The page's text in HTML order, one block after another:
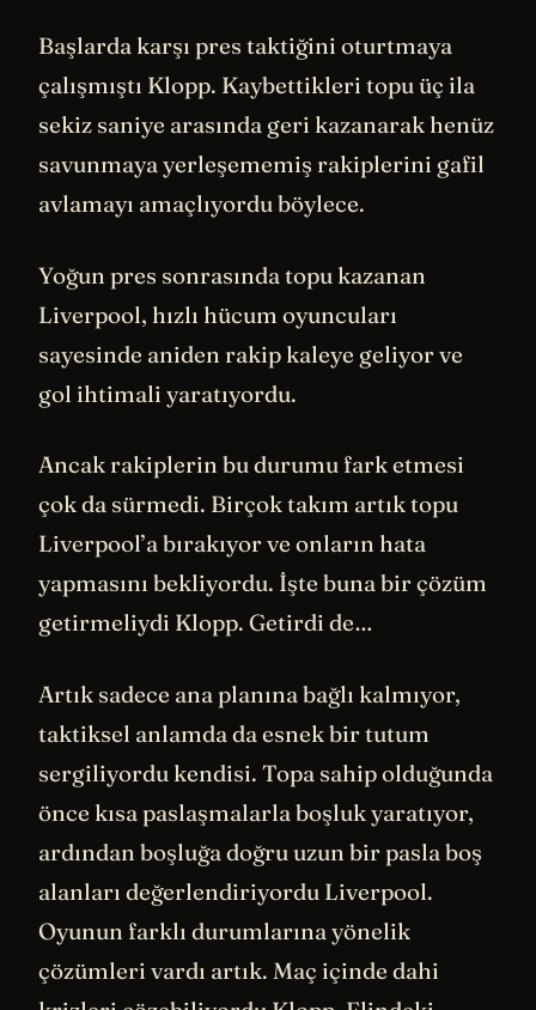
Başlarda karşı pres taktiğini oturtmaya
çalışmıştı Klopp. Kaybettikleri topu üç ila
sekiz saniye arasında geri kazanarak henüz
savunmaya yerleşememiş rakiplerini gafil
avlamayı amaçlıyordu böylece.
Yoğun pres sonrasında topu kazanan
Liverpool, hızlı hücum oyuncuları
sayesinde aniden rakip kaleye geliyor ve
gol ihtimali yaratıyordu.
Ancak rakiplerin bu durumu fark etmesi
çok da sürmedi. Birçok takım artık topu
Liverpool’a bırakıyor ve onların hata
yapmasını bekliyordu. İşte buna bir çözüm
getirmeliydi Klopp. Getirdi de…
Artık sadece ana planına bağlı kalmıyor,
taktiksel anlamda da esnek bir tutum
sergiliyordu kendisi. Topa sahip olduğunda
önce kısa paslaşmalarla boşluk yaratıyor,
ardından boşluğa doğru uzun bir pasla boş
alanları değerlendiriyordu Liverpool.
Oyunun farklı durumlarına yönelik
çözümleri vardı artık. Maç içinde dahi